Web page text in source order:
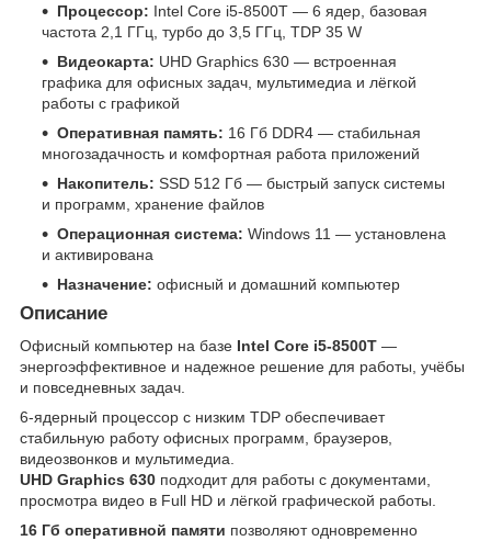
Процессор: Intel Core i5-8500T — 6 ядер, базовая
частота 2,1 ГГц, турбо до 3,5 ГГц, TDP 35 W
Видеокарта: UHD Graphics 630 — встроенная
графика для офисных задач, мультимедиа и лёгкой
работы с графикой
Оперативная память: 16 Гб DDR4 — стабильная
многозадачность и комфортная работа приложений
Накопитель: SSD 512 Гб — быстрый запуск системы
и программ, хранение файлов
Операционная система: Windows 11 — установлена
и активирована
Назначение: офисный и домашний компьютер
Описание
Офисный компьютер на базе Intel Core i5-8500T —
энергоэффективное и надежное решение для работы, учёбы
и повседневных задач.
6-ядерный процессор с низким TDP обеспечивает
стабильную работу офисных программ, браузеров,
видеозвонков и мультимедиа.
UHD Graphics 630 подходит для работы с документами,
просмотра видео в Full HD и лёгкой графической работы.
16 Гб оперативной памяти позволяют одновременно